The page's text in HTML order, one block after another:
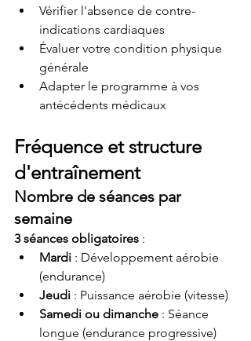
Vérifier l'absence de contre-
indications cardiaques
Évaluer votre condition physique
générale
Adapter le programme à vos
antécédents médicaux
Fréquence et structure
d'entraînement
Nombre de séances par
semaine
3 séances obligatoires :
Mardi : Développement aérobie
(endurance)
Jeudi : Puissance aérobie (vitesse)
Samedi ou dimanche : Séance
longue (endurance progressive)